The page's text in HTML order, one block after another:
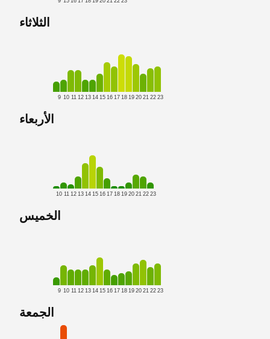
الثلاثاء
9 10 11 12 13 14 15 16 17 18 19 20 21 22 23
الأربعاء
10 11 12 13 14 15 16 17 18 19 20 21 22 23
الخميس
9 10 11 12 13 14 15 16 17 18 19 20 21 22 23
الجمعة